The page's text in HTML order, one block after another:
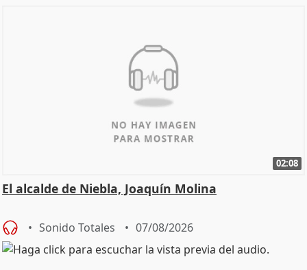
02:08
El alcalde de Niebla, Joaquín Molina
Sonido Totales 07/08/2026